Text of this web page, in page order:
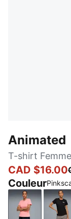
Animated
T-shirt Femme
CAD $16.00
Couleur
Pinkscape